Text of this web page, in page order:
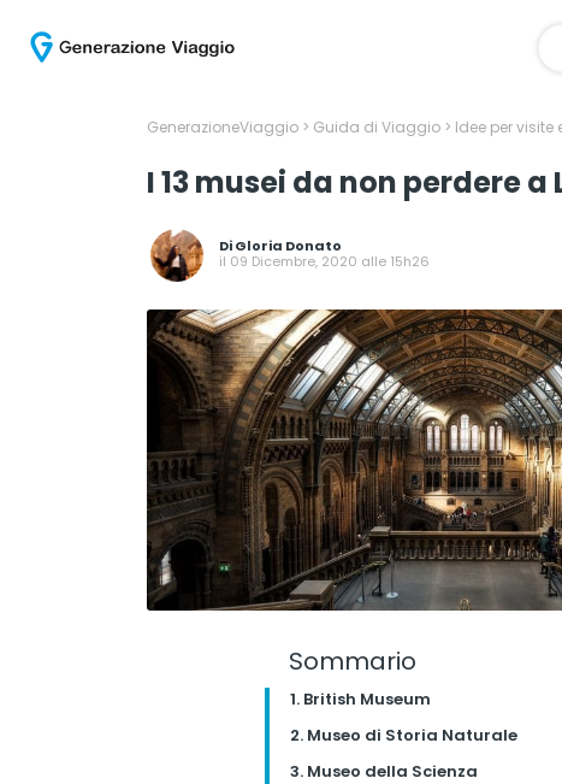
GenerazioneViaggio > Guida di Viaggio > Idee per visite
I 13 musei da non perdere a
DiGloria Donato
il 09 Dicembre, 2020 alle 15h26
Sommario
1. British Museum
2. Museo di Storia Naturale
3. Museo della Scienza